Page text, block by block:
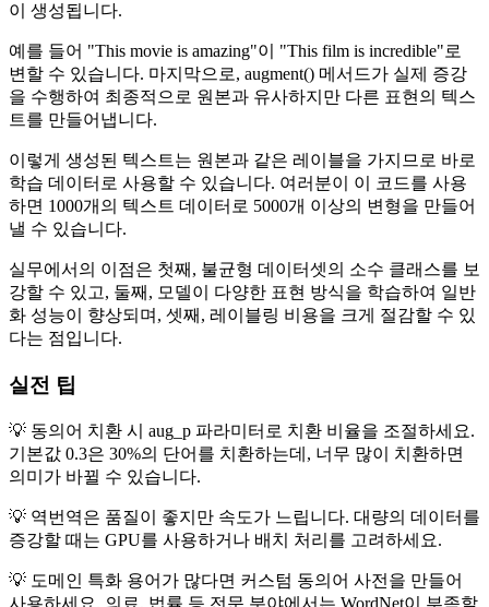
이 생성됩니다.
예를 들어 "This movie is amazing"이 "This film is incredible"로
변할 수 있습니다. 마지막으로, augment() 메서드가 실제 증강
을 수행하여 최종적으로 원본과 유사하지만 다른 표현의 텍스
트를 만들어냅니다.
이렇게 생성된 텍스트는 원본과 같은 레이블을 가지므로 바로
학습 데이터로 사용할 수 있습니다. 여러분이 이 코드를 사용
하면 1000개의 텍스트 데이터로 5000개 이상의 변형을 만들어
낼 수 있습니다.
실무에서의 이점은 첫째, 불균형 데이터셋의 소수 클래스를 보
강할 수 있고, 둘째, 모델이 다양한 표현 방식을 학습하여 일반
화 성능이 향상되며, 셋째, 레이블링 비용을 크게 절감할 수 있
다는 점입니다.
실전 팁
💡 동의어 치환 시 aug_p 파라미터로 치환 비율을 조절하세요.
기본값 0.3은 30%의 단어를 치환하는데, 너무 많이 치환하면
의미가 바뀔 수 있습니다.
💡 역번역은 품질이 좋지만 속도가 느립니다. 대량의 데이터를
증강할 때는 GPU를 사용하거나 배치 처리를 고려하세요.
💡 도메인 특화 용어가 많다면 커스텀 동의어 사전을 만들어
사용하세요. 의료, 법률 등 전문 분야에서는 WordNet이 부족할